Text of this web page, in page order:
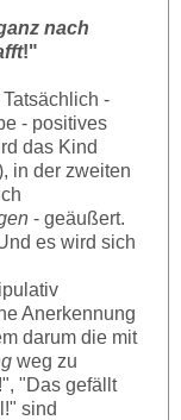
nach
!"
-
- positives
das Kind
in der zweiten
- geäußert.
es wird sich
Anerkennung
darum die mit
weg zu
"Das gefällt
sind